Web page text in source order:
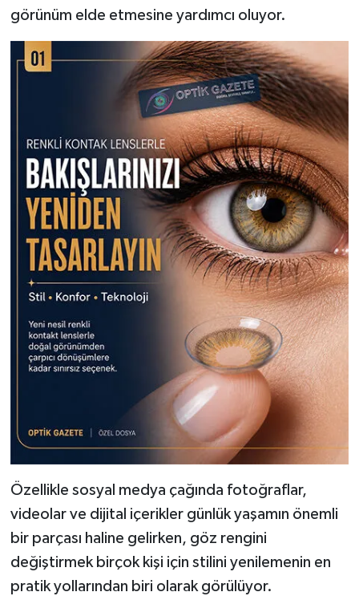
görünüm elde etmesine yardımcı oluyor.
Özellikle sosyal medya çağında fotoğraflar,
videolar ve dijital içerikler günlük yaşamın önemli
bir parçası haline gelirken, göz rengini
değiştirmek birçok kişi için stilini yenilemenin en
pratik yollarından biri olarak görülüyor.